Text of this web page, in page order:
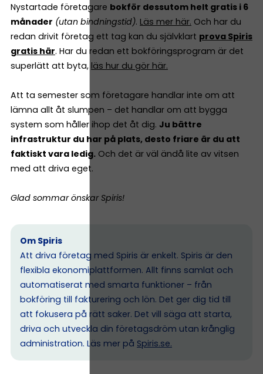
Nystartade företagare bokför dessutom helt gratis i 6
månader (utan bindningstid). Läs mer här. Och har du
redan drivit företag ett tag kan du självklart prova Spiris
gratis här. Har du redan ett bokföringsprogram är det
superlätt att byta, läs hur du gör här.
Att ta semester som företagare handlar inte om att
lämna allt åt slumpen – det handlar om att bygga
system som håller ihop det åt dig. Ju bättre
infrastruktur du har på plats, desto friare är du att
faktiskt vara ledig. Och det är väl ändå lite av vitsen
med att driva eget.
Glad sommar önskar Spiris!
Om Spiris
Att driva företag med Spiris är enkelt. Spiris är den
flexibla ekonomiplattformen. Allt finns samlat och
automatiserat med smarta funktioner – från
bokföring till fakturering och lön. Det ger dig tid till
att fokusera på rätt saker. Det vill säga att starta,
driva och utveckla din företagsdröm utan krånglig
administration. Läs mer på Spiris.se.